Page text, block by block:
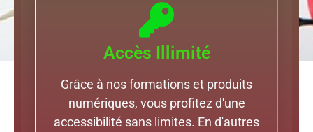
Accès Illimité
Grâce à nos formations et produits
numériques, vous profitez d'une
accessibilité sans limites. En d'autres